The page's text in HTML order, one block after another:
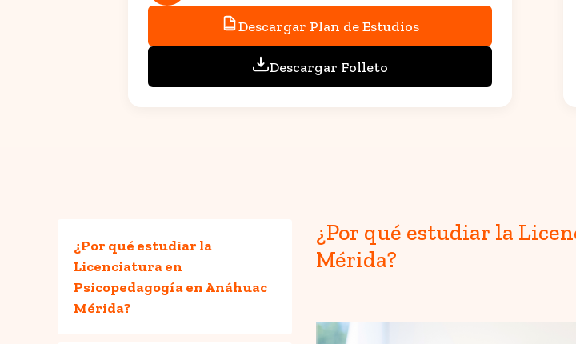
Descargar Plan de Estudios
Descargar Folleto
¿Por qué estudiar la
Licenciatura en
Psicopedagogía en Anáhuac
Mérida?
¿Por qué estudiar la
Mérida?